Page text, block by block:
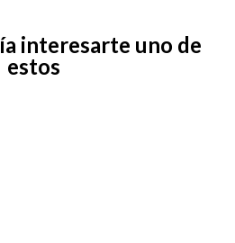
interesarte uno de
estos